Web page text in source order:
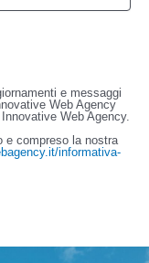
e messaggi
Web Agency
Web Agency.
e compreso la nostra
informativa-